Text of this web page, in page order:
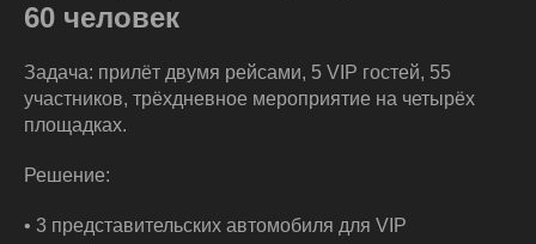
60 человек
Задача: прилёт двумя рейсами, 5 VIP гостей, 55
участников, трёхдневное мероприятие на четырёх
площадках.
Решение:
• 3 представительских автомобиля для VIP